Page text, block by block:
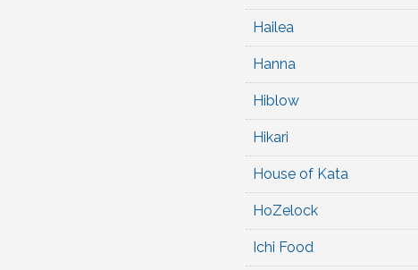
Hailea
Hanna
Hiblow
Hikari
House of Kata
HoZelock
Ichi Food